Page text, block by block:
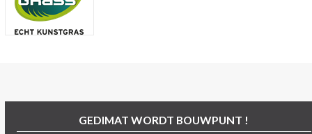
GEDIMAT WORDT BOUWPUNT !